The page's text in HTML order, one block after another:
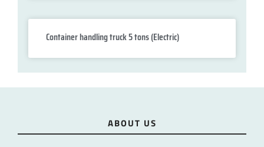
Container handling truck 5 tons (Electric)
ABOUT US